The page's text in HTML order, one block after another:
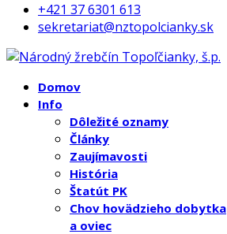
+421 37 6301 613
sekretariat@nztopolcianky.sk
Domov
Info
Dôležité oznamy
Články
Zaujímavosti
História
Štatút PK
Chov hovädzieho dobytka
a oviec